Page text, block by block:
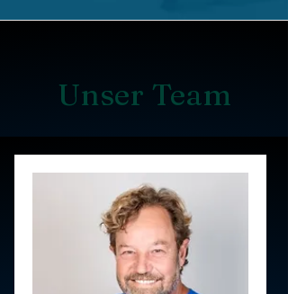
Unser Team